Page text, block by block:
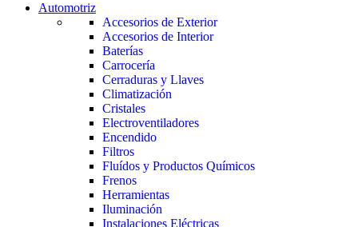
Automotriz
Accesorios de Exterior
Accesorios de Interior
Baterías
Carrocería
Cerraduras y Llaves
Climatización
Cristales
Electroventiladores
Encendido
Filtros
Fluídos y Productos Químicos
Frenos
Herramientas
Iluminación
Instalaciones Eléctricas